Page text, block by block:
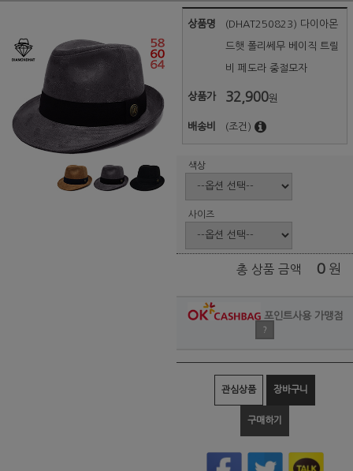
상품명 (DHAT250823) 다이아몬
드햇 폴리쎄무 베이직 트릴
비 페도라 중절모자
상품가 32,900원
배송비 (조건)
색상
사이즈
총 상품 금액 0 원
포인트사용 가맹점
?
관심상품 장바구니
구매하기